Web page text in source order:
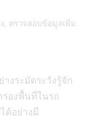
, ตรวจสอบข้อมูลเพิ่ม
งระมัดระวังรู้จัก
องพื้นที่ในรถ
ด้อย่างมี